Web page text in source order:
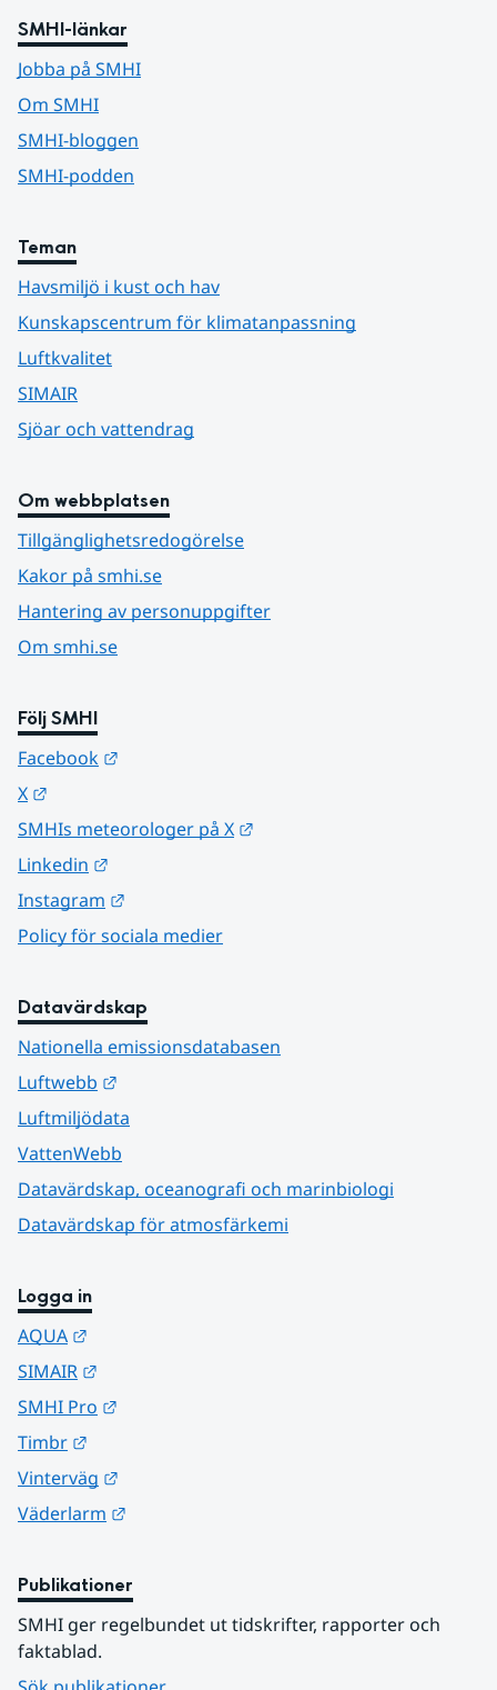
SMHI-länkar
Jobba på SMHI
Om SMHI
SMHI-bloggen
SMHI-podden
Teman
Havsmiljö i kust och hav
Kunskapscentrum för klimatanpassning
Luftkvalitet
SIMAIR
Sjöar och vattendrag
Om webbplatsen
Tillgänglighetsredogörelse
Kakor på smhi.se
Hantering av personuppgifter
Om smhi.se
Följ SMHI
Facebook
X
SMHIs meteorologer på X
Linkedin
Instagram
Policy för sociala medier
Datavärdskap
Nationella emissionsdatabasen
Luftwebb
Luftmiljödata
VattenWebb
Datavärdskap, oceanografi och marinbiologi
Datavärdskap för atmosfärkemi
Logga in
AQUA
SIMAIR
SMHI Pro
Timbr
Vinterväg
Väderlarm
Publikationer
SMHI ger regelbundet ut tidskrifter, rapporter och
faktablad.